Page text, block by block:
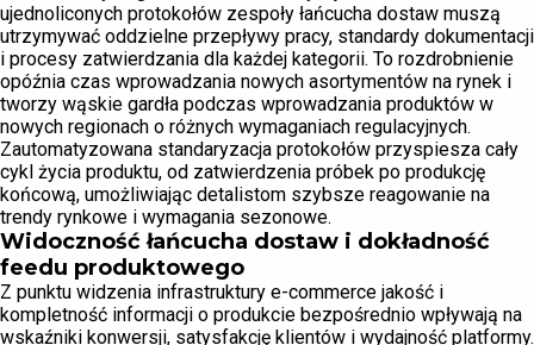
ujednoliconych protokołów zespoły łańcucha dostaw muszą
utrzymywać oddzielne przepływy pracy, standardy dokumentacji
i procesy zatwierdzania dla każdej kategorii. To rozdrobnienie
opóźnia czas wprowadzania nowych asortymentów na rynek i
tworzy wąskie gardła podczas wprowadzania produktów w
nowych regionach o różnych wymaganiach regulacyjnych.
Zautomatyzowana standaryzacja protokołów przyspiesza cały
cykl życia produktu, od zatwierdzenia próbek po produkcję
końcową, umożliwiając detalistom szybsze reagowanie na
trendy rynkowe i wymagania sezonowe.
Widoczność łańcucha dostaw i dokładność
feedu produktowego
Z punktu widzenia infrastruktury e-commerce jakość i
kompletność informacji o produkcie bezpośrednio wpływają na
wskaźniki konwersji, satysfakcję klientów i wydajność platformy.